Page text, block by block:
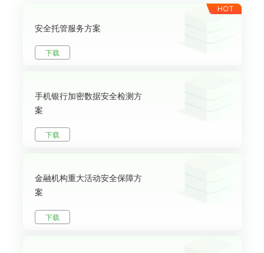
安全托管服务方案
下载
手机银行加密数据安全检测方
案
下载
金融机构重大活动安全保障方
案
下载